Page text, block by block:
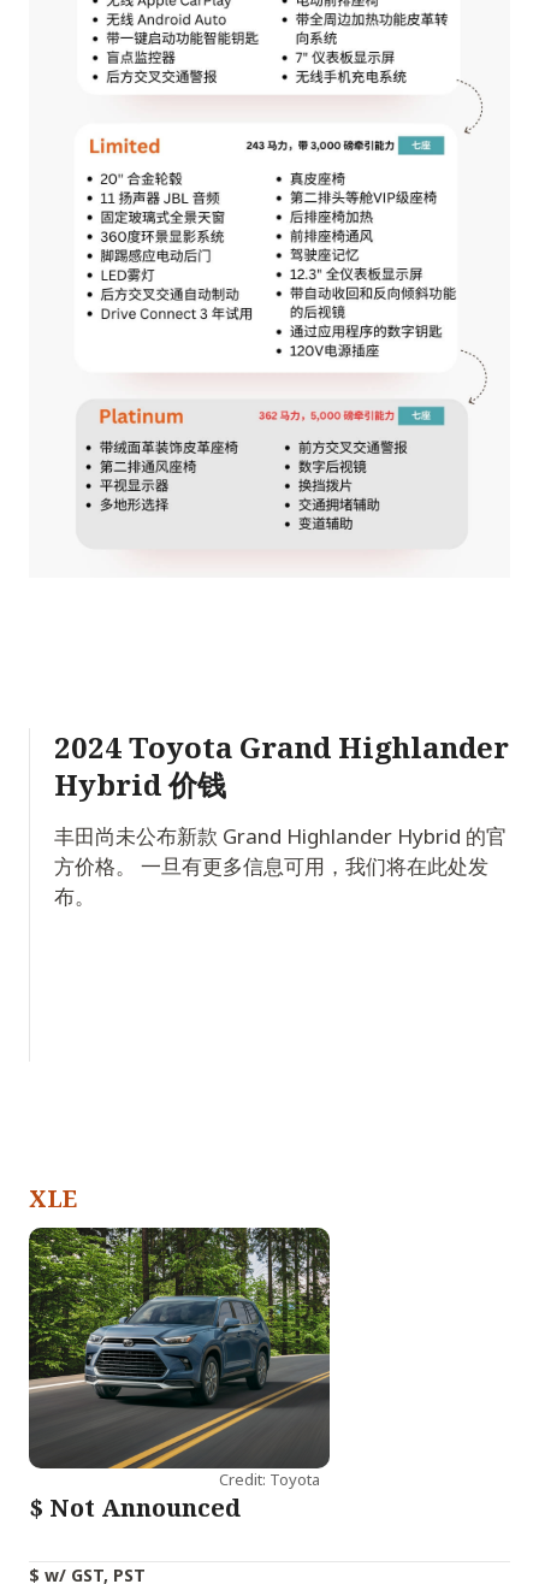
2024 Toyota Grand Highlander
Hybrid 价钱
丰田尚未公布新款 Grand Highlander Hybrid 的官
方价格。 一旦有更多信息可用，我们将在此处发
布。
XLE
Credit: Toyota
$ Not Announced
$ w/ GST, PST